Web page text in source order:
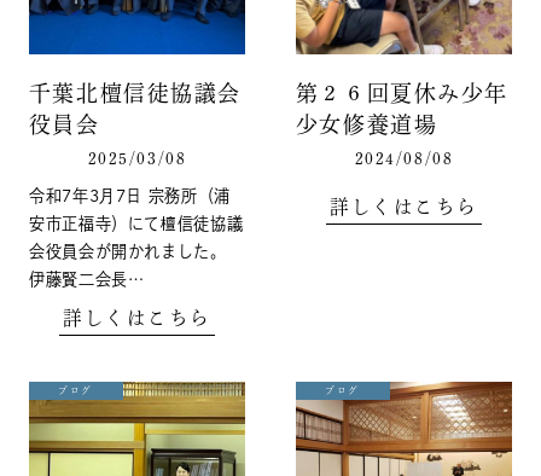
千葉北檀信徒協議会
役員会
2025/03/08
令和7年3月7日 宗務所（浦
安市正福寺）にて檀信徒協議
会役員会が開かれました。
伊藤賢二会長…
詳しくはこちら
第２６回夏休み少年
少女修養道場
2024/08/08
詳しくはこちら
ブログ ブログ